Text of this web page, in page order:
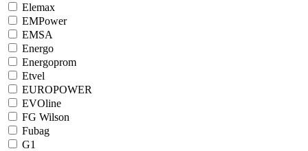
Elemax
EMPower
EMSA
Energo
Energoprom
Etvel
EUROPOWER
EVOline
FG Wilson
Fubag
G1